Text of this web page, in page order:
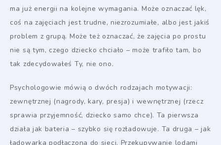
ma już energii na kolejne wymagania. Może oznaczać lęk,
coś na zajęciach jest trudne, niezrozumiałe, albo jest jakiś
problem z grupą. Może też oznaczać, że zajęcia po prostu
nie są tym, czego dziecko chciało – może trafiło tam, bo
tak zdecydowałeś Ty, nie ono.
Psychologowie mówią o dwóch rodzajach motywacji:
zewnętrznej (nagrody, kary, presja) i wewnętrznej (rzecz
sprawia przyjemność, dziecko samo chce). Ta pierwsza
działa jak bateria – szybko się rozładowuje. Ta druga – jak
ładowarka podłączona do sieci. Przekupywanie lodami